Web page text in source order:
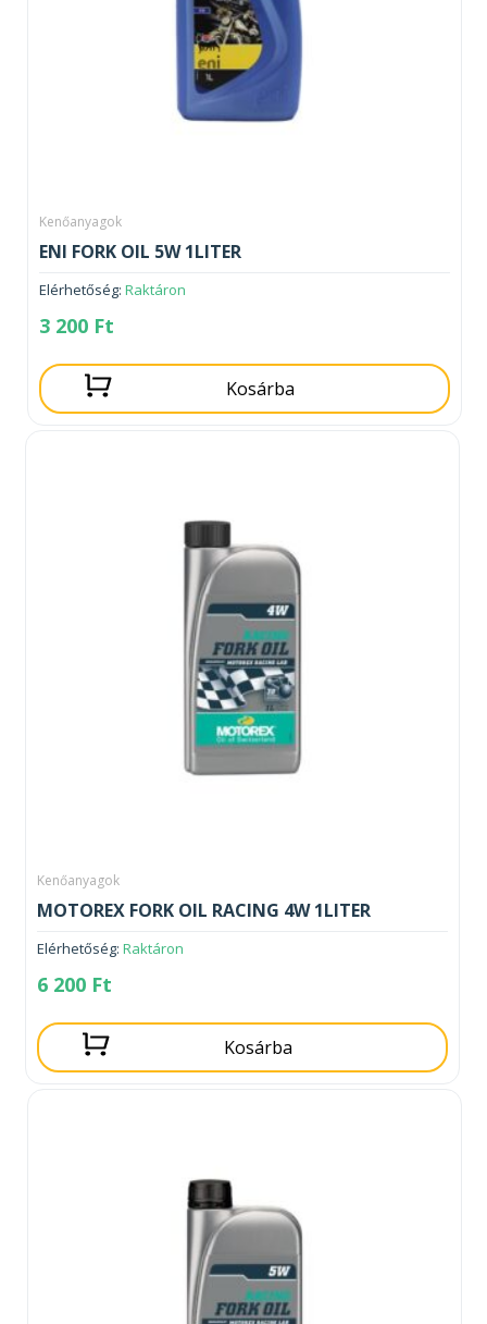
Kenőanyagok
ENI FORK OIL 5W 1LITER
Elérhetőség: Raktáron
3 200 Ft
Kosárba
Kenőanyagok
MOTOREX FORK OIL RACING 4W 1LITER
Elérhetőség: Raktáron
6 200 Ft
Kosárba